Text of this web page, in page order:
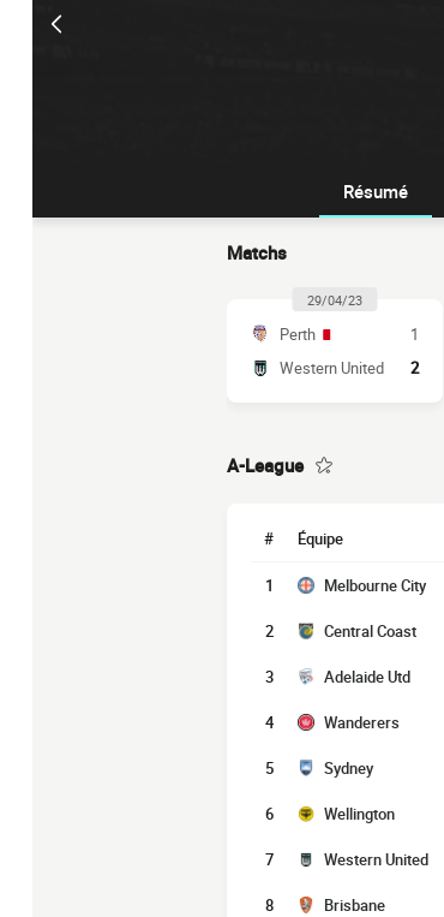
Résumé
Matchs
29/04/23
Perth
1
Western United
2
A-League
# Équipe
1 Melbourne City
2 Central Coast
3 Adelaide Utd
4 Wanderers
5 Sydney
6 Wellington
7 Western United
8 Brisbane